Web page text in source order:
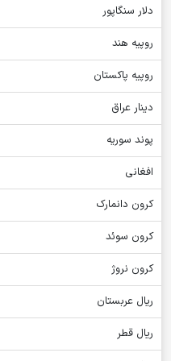
دلار سنگاپور
روپیه هند
روپیه پاکستان
دینار عراق
پوند سوریه
افغانی
کرون دانمارک
کرون سوئد
کرون نروژ
ریال عربستان
ریال قطر